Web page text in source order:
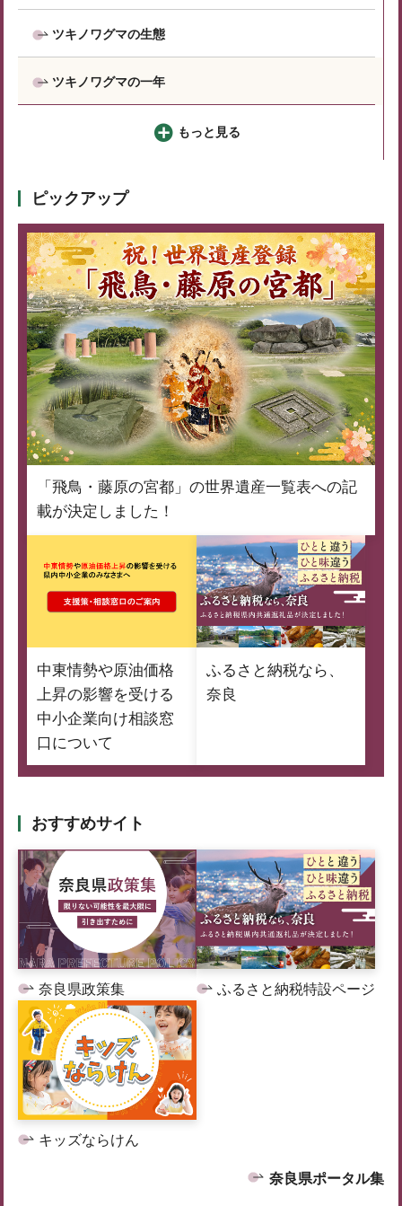
ツキノワグマの生態
ツキノワグマの一年
もっと見る
ピックアップ
「飛鳥・藤原の宮都」の世界遺産一覧表への記
載が決定しました！
中東情勢や原油価格
上昇の影響を受ける
中小企業向け相談窓
口について
ふるさと納税なら、
奈良
おすすめサイト
奈良県政策集 ふるさと納税特設ページ
キッズならけん
奈良県ポータル集